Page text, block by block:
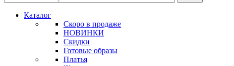
Каталог
Скоро в продаже
НОВИНКИ
Скидки
Готовые образы
Платья